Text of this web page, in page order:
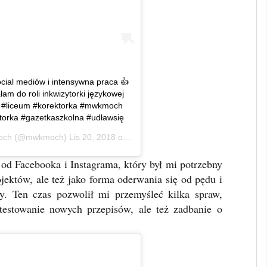
mediów i intensywna praca 👍
do roli inkwizytorki językowej
#korektorka #mwkmoch
#gazetkaszkolna #udławsię
(@mwkmoch) Lis 20, 2018 o 11:02 PST
Facebooka i Instagrama, który był mi potrzebny
ale też jako forma oderwania się od pędu i
Ten czas pozwolił mi przemyśleć kilka spraw,
nowych przepisów, ale też zadbanie o